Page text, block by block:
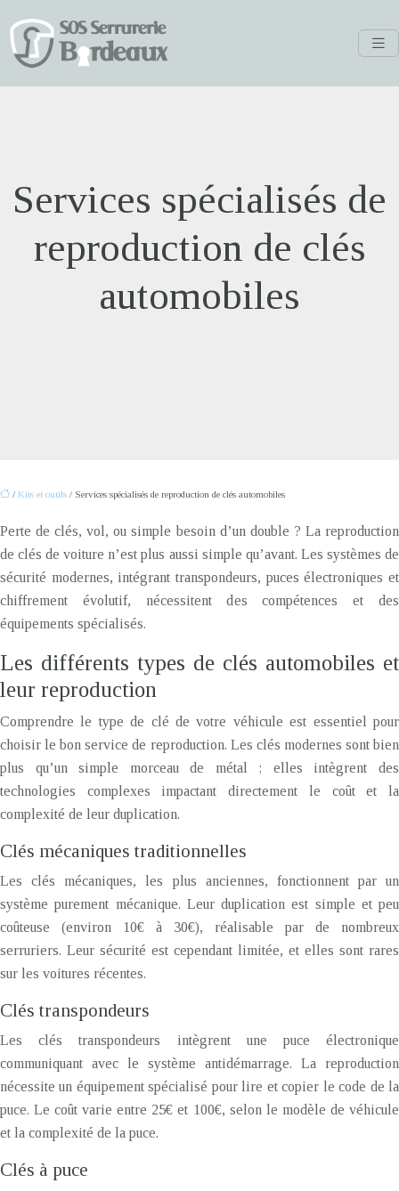
Services spécialisés de
reproduction de clés
automobiles
/ Kits et outils / Services spécialisés de reproduction de clés automobiles
Perte de clés, vol, ou simple besoin d’un double ? La reproduction
de clés de voiture n’est plus aussi simple qu’avant. Les systèmes de
sécurité modernes, intégrant transpondeurs, puces électroniques et
chiffrement évolutif, nécessitent des compétences et des
équipements spécialisés.
Les différents types de clés automobiles et
leur reproduction
Comprendre le type de clé de votre véhicule est essentiel pour
choisir le bon service de reproduction. Les clés modernes sont bien
plus qu’un simple morceau de métal ; elles intègrent des
technologies complexes impactant directement le coût et la
complexité de leur duplication.
Clés mécaniques traditionnelles
Les clés mécaniques, les plus anciennes, fonctionnent par un
système purement mécanique. Leur duplication est simple et peu
coûteuse (environ 10€ à 30€), réalisable par de nombreux
serruriers. Leur sécurité est cependant limitée, et elles sont rares
sur les voitures récentes.
Clés transpondeurs
Les clés transpondeurs intègrent une puce électronique
communiquant avec le système antidémarrage. La reproduction
nécessite un équipement spécialisé pour lire et copier le code de la
puce. Le coût varie entre 25€ et 100€, selon le modèle de véhicule
et la complexité de la puce.
Clés à puce